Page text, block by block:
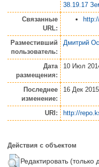
38.19.17
Связанные
URL:
Разместивший
пользователь:
Дмитрий
Дата
размещения:
10 Июл
Последнее
изменение:
16 Дек
URI: http://
Действия с объектом
Редактировать (только